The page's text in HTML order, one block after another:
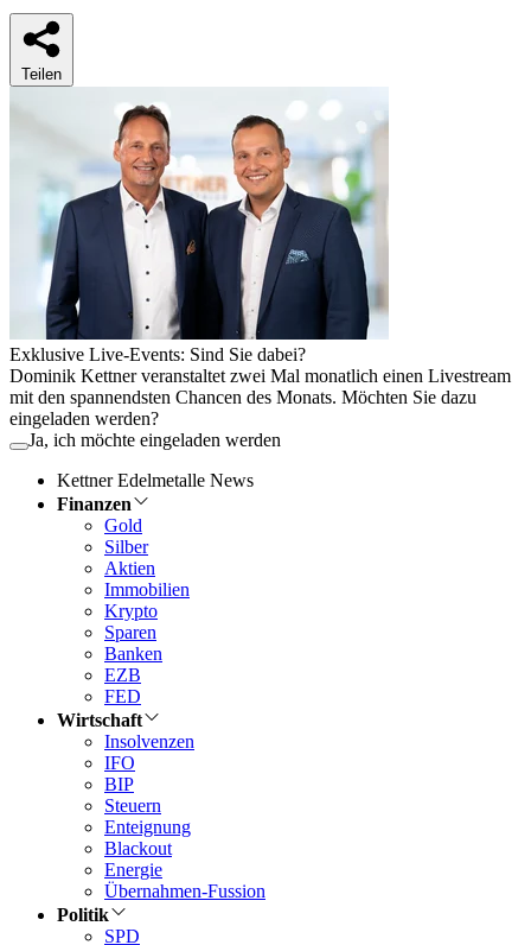
Teilen
Exklusive Live-Events: Sind Sie dabei?
Dominik Kettner veranstaltet zwei Mal monatlich einen Livestream
mit den spannendsten Chancen des Monats. Möchten Sie dazu
eingeladen werden?
Ja, ich möchte eingeladen werden
Kettner Edelmetalle News
Finanzen
Gold
Silber
Aktien
Immobilien
Krypto
Sparen
Banken
EZB
FED
Wirtschaft
Insolvenzen
IFO
BIP
Steuern
Enteignung
Blackout
Energie
Übernahmen-Fussion
Politik
SPD